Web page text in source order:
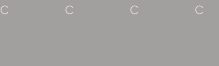
CONTACT